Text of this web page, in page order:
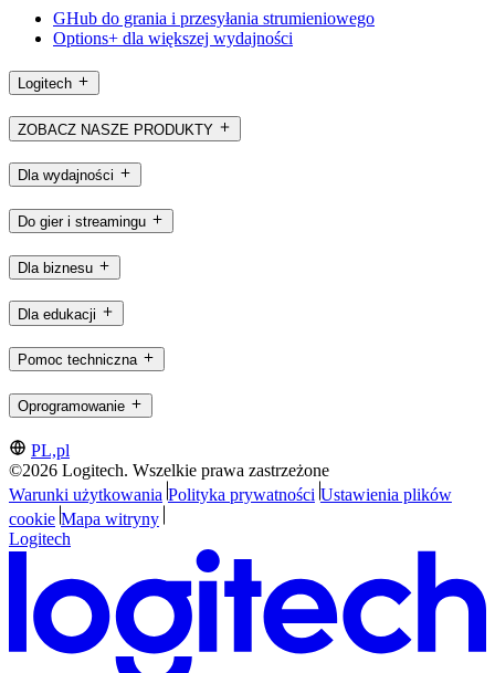
GHub do grania i przesyłania strumieniowego
Options+ dla większej wydajności
Logitech
ZOBACZ NASZE PRODUKTY
Dla wydajności
Do gier i streamingu
Dla biznesu
Dla edukacji
Pomoc techniczna
Oprogramowanie
PL,pl
©2026 Logitech. Wszelkie prawa zastrzeżone
Warunki użytkowania Polityka prywatności Ustawienia plików
cookie Mapa witryny
Logitech